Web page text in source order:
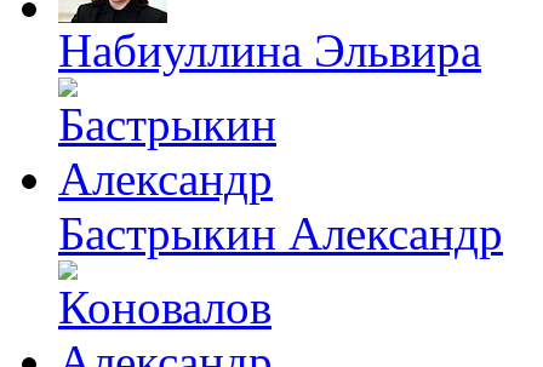
Набиуллина Эльвира
Бастрыкин Александр